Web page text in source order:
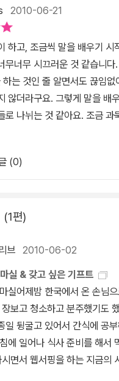
은 유머에 있다고 할 수 있을
에 독자들은 계속 웃게 된다.
여 애를 쓰는 장면은 기발하
는 선생님이 말을 못 하는
는 한마디도 않다가 ‘후우우
는
의 마음을 잘 드러내는 장치라
2010-06-21
하고, 조금씩 말을 배우기 시
무너무 시끄러운 것 같습니
는 것인 줄 알면서도 끊임
않더라구요. 그렇게 말을 배
로 나뉘는 것 같아요. 조금 과
에게나 주위 사람들에게 말을
다. 문제는 조용히 해야하는
화 중일 때에도, 하지 말아야
씀하시지만, 적어도 남에게
자주 잔소리를 듣습니다. 하
와닿지 않는 것 같아요. 그래
얼마나 눈이 확! 뜨였는지요!
도 입을 쉬지 않고 조잘조잘
이스'에 관한 이야기입니다.
는 길에서도, 학교에서도, 심
금이라도 궁금하거나 하고
혀 해보지 않고 바로!! 말해
(0)
(1편)
브 2010-06-02
실 & 갖고 싶은 기프트
실어제밤 한국에서 온 손님
보고 청소하고 분주했기도
일 뒹굴고 있어서 간식에 공
에 일어나 식사 준비를 해서
면서 웹서핑을 하는 지금의